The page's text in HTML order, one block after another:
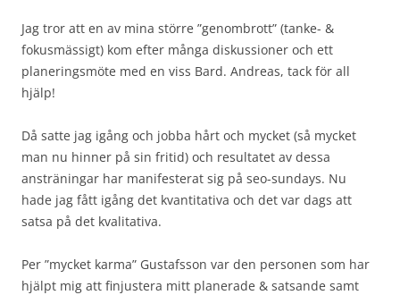
Jag tror att en av mina större ”genombrott” (tanke- &
fokusmässigt) kom efter många diskussioner och ett
planeringsmöte med en viss Bard. Andreas, tack för all
hjälp!
Då satte jag igång och jobba hårt och mycket (så mycket
man nu hinner på sin fritid) och resultatet av dessa
ansträningar har manifesterat sig på seo-sundays. Nu
hade jag fått igång det kvantitativa och det var dags att
satsa på det kvalitativa.
Per ”mycket karma” Gustafsson var den personen som har
hjälpt mig att finjustera mitt planerade & satsande samt